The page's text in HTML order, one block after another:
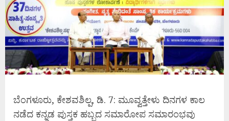
ಬೆಂಗಳೂರು, ಕೇಶವಶಿಲ್ಪ, ಡಿ. 7: ಮೂವ್ವತ್ತೇಳು ದಿನಗಳ ಕಾಲ
ನಡೆದ ಕನ್ನಡ ಪುಸ್ತಕ ಹಬ್ಬದ ಸಮಾರೋಪ ಸಮಾರಂಭವು